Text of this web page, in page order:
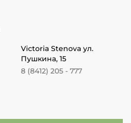
Victoria Stenova ул.
Пушкина, 15
8 (8412) 205 - 777